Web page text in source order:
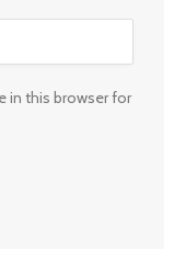
in this browser for